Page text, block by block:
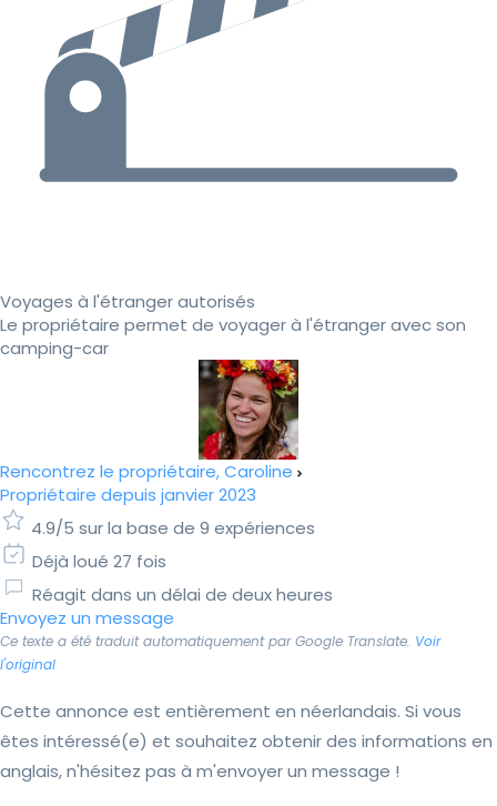
Voyages à l'étranger autorisés
Le propriétaire permet de voyager à l'étranger avec son
camping-car
Rencontrez le propriétaire, Caroline
Propriétaire depuis janvier 2023
4.9/5 sur la base de 9 expériences
Déjà loué 27 fois
Réagit dans un délai de deux heures
Envoyez un message
Ce texte a été traduit automatiquement par Google Translate. Voir
l'original
Cette annonce est entièrement en néerlandais. Si vous
êtes intéressé(e) et souhaitez obtenir des informations en
anglais, n'hésitez pas à m'envoyer un message !